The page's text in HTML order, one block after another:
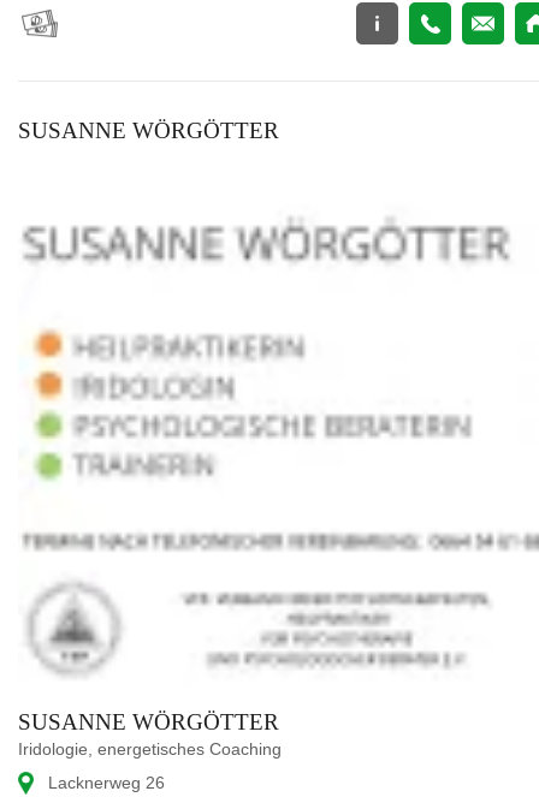
SUSANNE WÖRGÖTTER
SUSANNE WÖRGÖTTER
Iridologie, energetisches Coaching
Lacknerweg 26